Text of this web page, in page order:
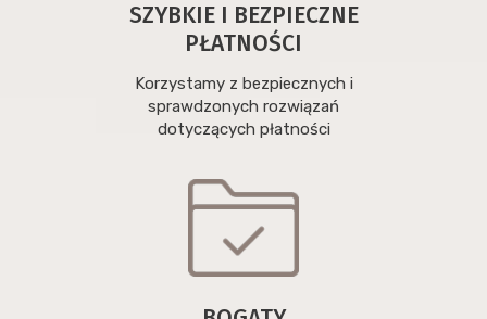
SZYBKIE I BEZPIECZNE
PŁATNOŚCI
Korzystamy z bezpiecznych i
sprawdzonych rozwiązań
dotyczących płatności